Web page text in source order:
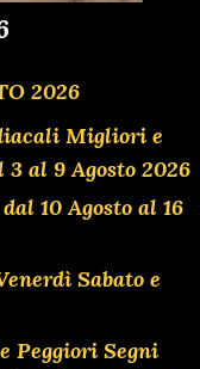
2026
Migliori e
al 9 Agosto 2026
10 Agosto al 16
Sabato e
Peggiori Segni